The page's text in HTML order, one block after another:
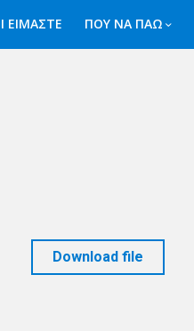
ΕΙΜΑΣΤΕ ΠΟΥ ΝΑ ΠΑΩ
Download file